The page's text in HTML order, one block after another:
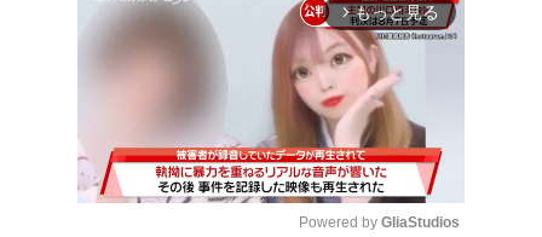
arrow_forward_ios もっと見る
Powered by GliaStudios